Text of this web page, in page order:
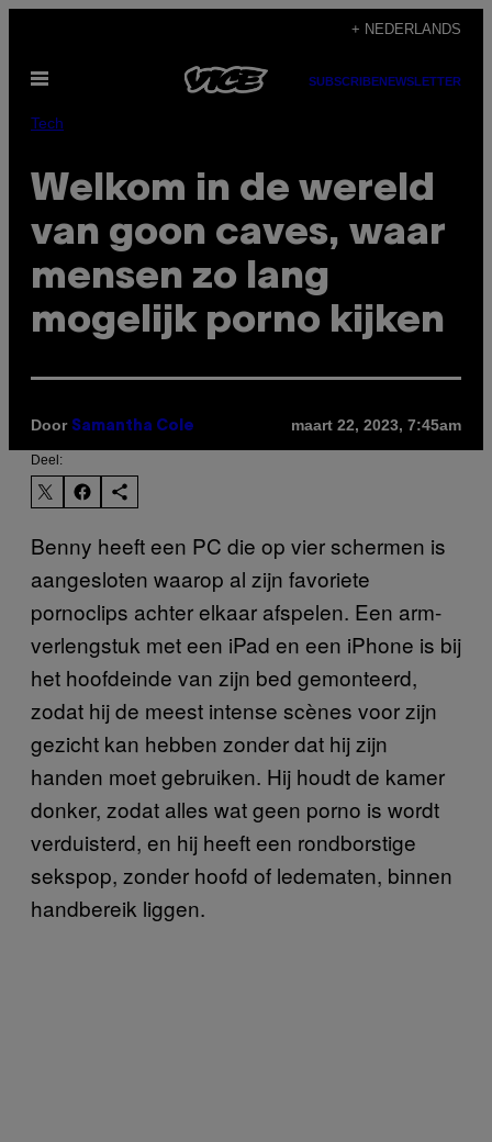
de
inhoud
+ NEDERLANDS
Open
SUBSCRIBENEWSLETTER
Tech
Welkom in de wereld
van goon caves, waar
mensen zo lang
mogelijk porno kijken
Door Samantha Cole maart 22, 2023, 7:45am
Deel:
Benny heeft een PC die op vier schermen is
aangesloten waarop al zijn favoriete
pornoclips achter elkaar afspelen. Een arm-
verlengstuk met een iPad en een iPhone is bij
het hoofdeinde van zijn bed gemonteerd,
zodat hij de meest intense scènes voor zijn
gezicht kan hebben zonder dat hij zijn
handen moet gebruiken. Hij houdt de kamer
donker, zodat alles wat geen porno is wordt
verduisterd, en hij heeft een rondborstige
sekspop, zonder hoofd of ledematen, binnen
handbereik liggen.